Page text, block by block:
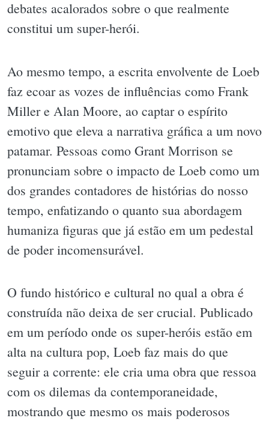
debates acalorados sobre o que realmente
constitui um super-herói.
Ao mesmo tempo, a escrita envolvente de Loeb
faz ecoar as vozes de influências como Frank
Miller e Alan Moore, ao captar o espírito
emotivo que eleva a narrativa gráfica a um novo
patamar. Pessoas como Grant Morrison se
pronunciam sobre o impacto de Loeb como um
dos grandes contadores de histórias do nosso
tempo, enfatizando o quanto sua abordagem
humaniza figuras que já estão em um pedestal
de poder incomensurável.
O fundo histórico e cultural no qual a obra é
construída não deixa de ser crucial. Publicado
em um período onde os super-heróis estão em
alta na cultura pop, Loeb faz mais do que
seguir a corrente: ele cria uma obra que ressoa
com os dilemas da contemporaneidade,
mostrando que mesmo os mais poderosos